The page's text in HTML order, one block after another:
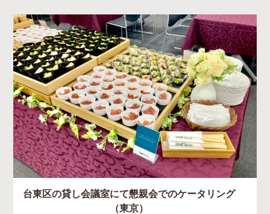
台東区の貸し会議室にて懇親会でのケータリング
（東京）